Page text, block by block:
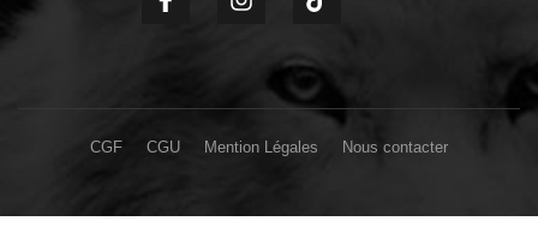
CGF CGU Mention Légales Nous contacter